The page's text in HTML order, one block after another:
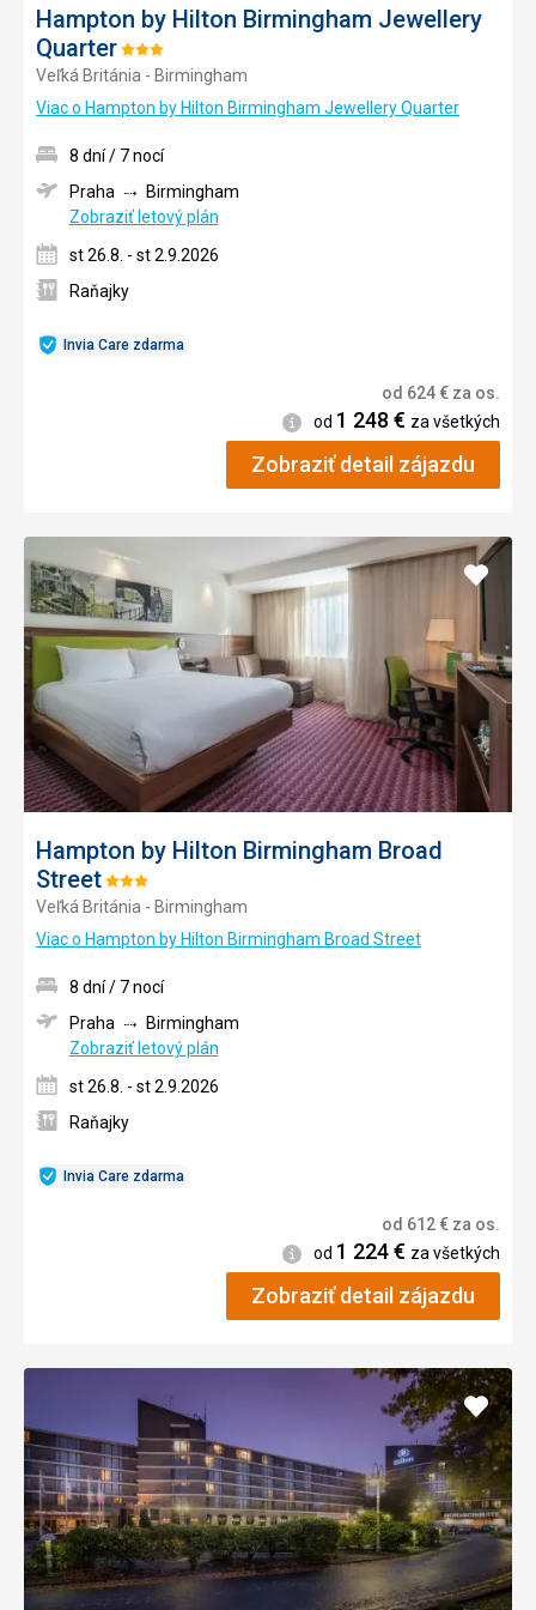
Hampton by Hilton Birmingham Jewellery
QuarterHodnotenie:
3/5
Veľká Británia - Birmingham
Viac o Hampton by Hilton Birmingham Jewellery Quarter
Invia Care zdarma
8 dní / 7 nocí
Praha
Birmingham
Zobraziť letový plán
st 26.8. - st 2.9.2026
Raňajky
od 624€ za os.
Informácie
od 1 248 € za všetkých
Zobraziť detail zájazdu
Hampton by Hilton Birmingham Broad
StreetHodnotenie:
3/5
Veľká Británia - Birmingham
Viac o Hampton by Hilton Birmingham Broad Street
Pridať
Invia Care zdarma
8 dní / 7 nocí
Praha
Birmingham
Zobraziť letový plán
st 26.8. - st 2.9.2026
Raňajky
od 612€ za os.
Informácie
od 1 224€ za všetkých
Zobraziť detail zájazdu
Pridať
do